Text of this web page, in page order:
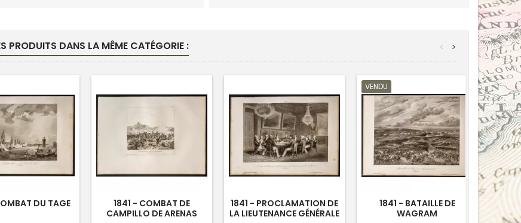
PRODUITS DANS LA MÊME CATÉGORIE : >
<
DU TAGE
1841 - COMBAT DE
CAMPILLO DE ARENAS
1841 - PROCLAMATION DE
LA LIEUTENANCE GÉNÉRALE
VENDU
1841 - BATAILLE DE
WAGRAM